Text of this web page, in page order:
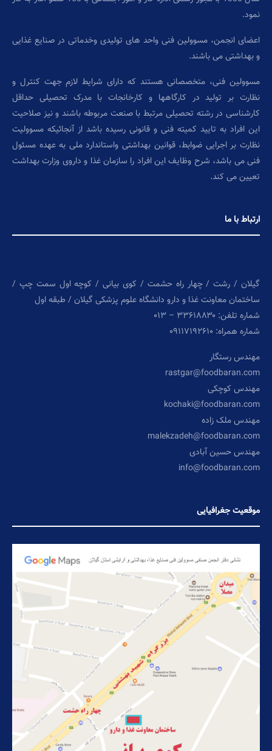
نمود.
اعضای انجمن، مسوولین فنی واحد های تولیدی وخدماتی در صنایع غذایی
و بهداشتی می باشند.
مسوولین فنی، متخصصانی هستند که دارای شرایط لازم جهت کنترل و
نظارت بر تولید در کارگاهها و کارخانجات با مدرک تحصیلی حداقل
کارشناسی در رشته تحصیلی مرتبط با صنعت مربوطه باشند و نیز صلاحیت
این افراد به تایید کمیته فنی و قانونی رسیده باشد از آنجائیکه مسوولیت
نظارت بر اجرایی ضوابط، قوانین بهداشتی واستاندارد ملی به عهده مسئول
فنی می باشد، شرح وظایف این افراد را سازمان غذا و داروی وزارت بهداشت
تعیین می کند.
ارتباط با ما
گیلان / رشت / چهار راه حشمت / کوی بیانی / کوچه اول سمت چپ /
ساختمان معاونت غذا و دارو دانشگاه علوم پزشکی گیلان / طبقه اول
شماره تلفن: ۳۳۶۱۸۸۳۰ – ۰۱۳
شماره همراه: ۰۹۱۱۷۱۹۲۶۱۰
مهندس رستگار
rastgar@foodbaran.com
مهندس کوچکی
kochaki@foodbaran.com
مهندس ملک زاده
malekzadeh@foodbaran.com
مهندس حسین آبادی
info@foodbaran.com
موقعیت جغرافیایی